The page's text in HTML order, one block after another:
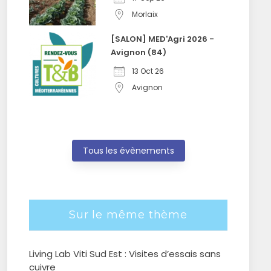
Morlaix
[SALON] MED'Agri 2026 -
Avignon (84)
13 Oct 26
Avignon
Tous les évènements
Sur le même thème
Living Lab Viti Sud Est : Visites d’essais sans
cuivre